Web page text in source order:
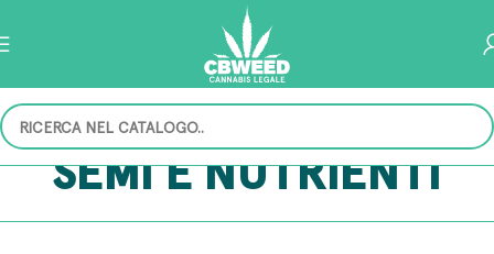
SEMI E NUTRIENTI